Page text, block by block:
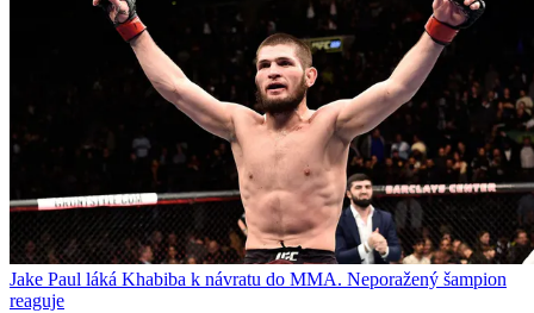
Jake Paul láká Khabiba k návratu do MMA. Neporažený šampion
reaguje